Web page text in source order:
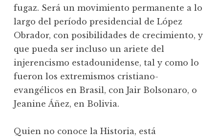
fugaz. Será un movimiento permanente a lo
largo del período presidencial de López
Obrador, con posibilidades de crecimiento, y
que pueda ser incluso un ariete del
injerencismo estadounidense, tal y como lo
fueron los extremismos cristiano-
evangélicos en Brasil, con Jair Bolsonaro, o
Jeanine Áñez, en Bolivia.
Quien no conoce la Historia, está